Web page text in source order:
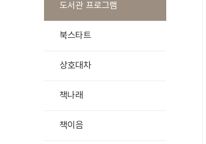
도서관 프로그램
북스타트
상호대차
책나래
책이음